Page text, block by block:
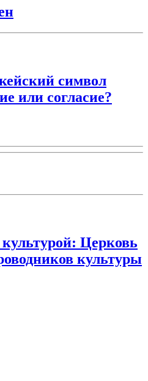
символ
или согласие?
Церковь
культуры